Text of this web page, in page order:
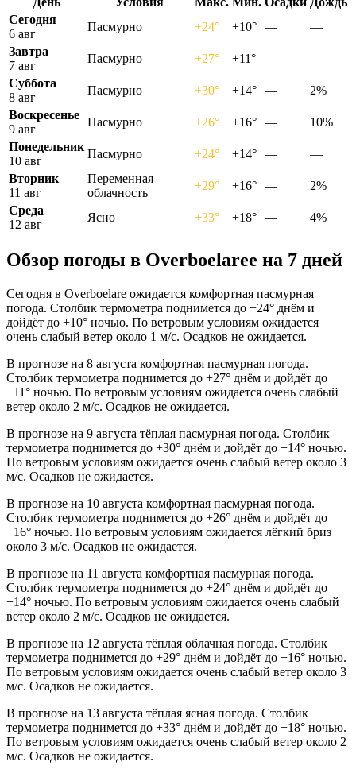
Сегодня
6 авг
Пасмурно +24° +10° —
—
Завтра
7 авг
Пасмурно +27° +11° —
—
Суббота
8 авг
Пасмурно +30° +14° —
2%
Воскресенье
9 авг
Пасмурно +26° +16° —
10%
Понедельник
10 авг
Пасмурно +24° +14° —
—
Вторник
11 авг
Переменная
облачность
+29° +16° —
2%
Среда
12 авг
Ясно +33° +18° — 4%
Обзор погоды в Overboelareе на 7 дней
Сегодня в Overboelare ожидается комфортная пасмурная
погода. Столбик термометра поднимется до +24° днём и
дойдёт до +10° ночью. По ветровым условиям ожидается
очень слабый ветер около 1 м/с. Осадков не ожидается.
В прогнозе на 8 августа комфортная пасмурная погода.
Столбик термометра поднимется до +27° днём и дойдёт до
+11° ночью. По ветровым условиям ожидается очень слабый
ветер около 2 м/с. Осадков не ожидается.
В прогнозе на 9 августа тёплая пасмурная погода. Столбик
термометра поднимется до +30° днём и дойдёт до +14° ночью.
По ветровым условиям ожидается очень слабый ветер около 3
м/с. Осадков не ожидается.
В прогнозе на 10 августа комфортная пасмурная погода.
Столбик термометра поднимется до +26° днём и дойдёт до
+16° ночью. По ветровым условиям ожидается лёгкий бриз
около 3 м/с. Осадков не ожидается.
В прогнозе на 11 августа комфортная пасмурная погода.
Столбик термометра поднимется до +24° днём и дойдёт до
+14° ночью. По ветровым условиям ожидается очень слабый
ветер около 2 м/с. Осадков не ожидается.
В прогнозе на 12 августа тёплая облачная погода. Столбик
термометра поднимется до +29° днём и дойдёт до +16° ночью.
По ветровым условиям ожидается очень слабый ветер около 3
м/с. Осадков не ожидается.
В прогнозе на 13 августа тёплая ясная погода. Столбик
термометра поднимется до +33° днём и дойдёт до +18° ночью.
По ветровым условиям ожидается очень слабый ветер около 2
м/с. Осадков не ожидается.